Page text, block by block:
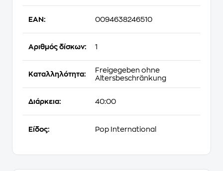
EAN: 0094638246510
Αριθμός δίσκων: 1
Καταλληλότητα:
Freigegeben ohne
Altersbeschränkung
Διάρκεια: 40:00
Είδος: Pop International